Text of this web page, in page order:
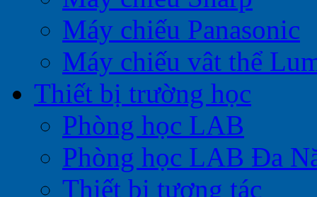
Máy chiếu Panasonic
Máy chiếu vât thể
Thiết bị trường học
Phòng học LAB
Phòng học LAB Đa
Thiết bị tương tác